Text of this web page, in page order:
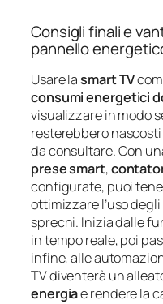
Consigli finali e
pannello
Usare lasmart TV
consumi energetici
visualizzare in modo
resterebbero
da consultare. Con
prese smart,
configurate, puoi
ottimizzare l’uso
sprechi. Inizia dalle
in tempo reale, poi
infine, alle
TV diventerà un
energiae rendere la